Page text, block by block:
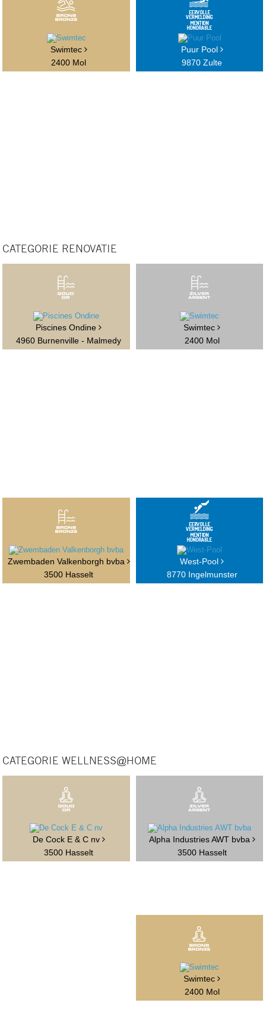
Swimtec
2400 Mol
Puur Pool
9870 Zulte
CATEGORIE RENOVATIE
Piscines Ondine
4960 Burnenville - Malmedy
Swimtec
2400 Mol
Zwembaden Valkenborgh bvba
3500 Hasselt
West-Pool
8770 Ingelmunster
CATEGORIE WELLNESS@HOME
De Cock E & C nv
3500 Hasselt
Alpha Industries AWT bvba
3500 Hasselt
Swimtec
2400 Mol